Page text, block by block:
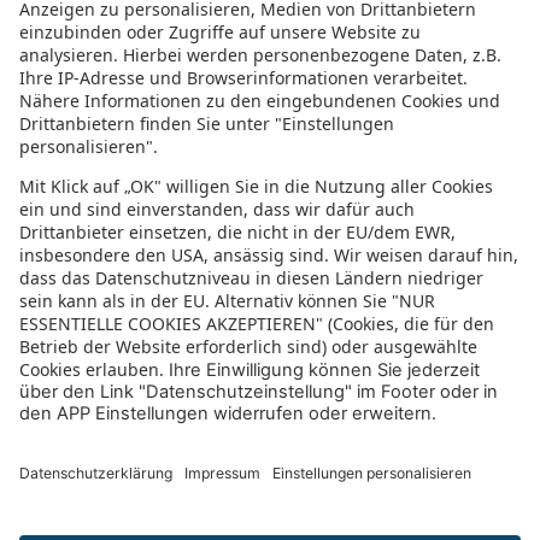
Datenschutzeinstellungen
In der sonnenklar.TV Mediathek finden Sie alle Informationen rundum
den TV-Sender sonnenklar.TV!
Das Angebot war mal wieder zu schnell weg? Oder Sie wollen sich Ihre
nächste Traumreise noch einmal gratis etwas genauer anschauen? Dann
stöbern Sie doch in unserem TV-Programmund sehen Sie sich dort die
Folgen der letzten Tage nochmal an! Sie würden gerne wissen, was
gerade im TV läuft? Über unserenLive-Streamkönnen Sie sonnenklar.TV
online anschauen und die aktuellen Reise-Schnäppchen aus dem
Fernsehen verfolgen! Alle HDTV Infos und Empfangs-Einstellungen
finden Siehier. Dazu gehören Anleitungen zu den Einstellungen bei
Android & iOS Apps sowie der Windows PC App. Für Inspirationen sorgen
den Urlwald entführen! Diverse Videos von Hotels, der Umgebung und